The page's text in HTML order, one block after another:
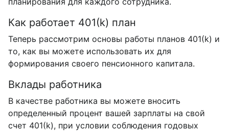
Как работает 401(k) план
Теперь рассмотрим основы работы планов 401(k) и
то, как вы можете использовать их для
формирования своего пенсионного капитала.
Вклады работника
В качестве работника вы можете вносить
определенный процент вашей зарплаты на свой
счет 401(k), при условии соблюдения годовых